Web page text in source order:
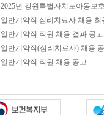
2025년 강원특별자치도아동보
일반계약직 심리치료사 채용
일반계약직 직원 채용 결과 공고
일반계약직(심리치료사) 채용
일반계약직 직원 채용 공고